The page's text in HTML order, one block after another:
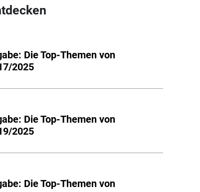
Die Top-Themen von
2025
Die Top-Themen von
2025
Die Top-Themen von